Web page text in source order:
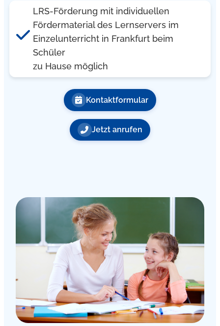
LRS-Förderung mit individuellen
Fördermaterial des Lernservers im
Einzelunterricht in Frankfurt beim
Schüler
zu Hause möglich
Kontaktformular
Jetzt anrufen